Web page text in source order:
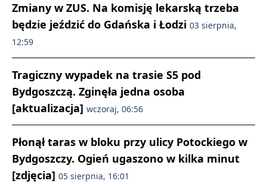
Zmiany w ZUS. Na komisję lekarską trzeba
będzie jeździć do Gdańska i Łodzi 03 sierpnia,
12:59
Tragiczny wypadek na trasie S5 pod
Bydgoszczą. Zginęła jedna osoba
[aktualizacja] wczoraj, 06:56
Płonął taras w bloku przy ulicy Potockiego w
Bydgoszczy. Ogień ugaszono w kilka minut
[zdjęcia] 05 sierpnia, 16:01